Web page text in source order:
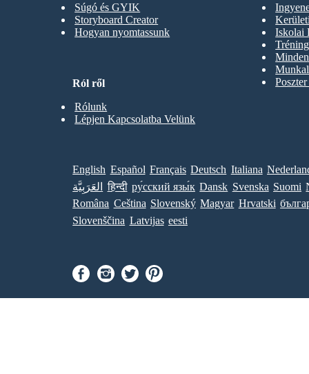
Súgó és GYIK
Storyboard Creator
Hogyan nyomtassunk
Iskolai
Ról ről
Rólunk
Lépjen Kapcsolatba Velünk
English Español Français Deutsch Italiana
العَرَبِيَّة
हिन्दी ру́сский язы́к Dansk Svenska Suomi
Româna Ceština Slovenský Magyar Hrvatski
Slovenščina Latvijas eesti